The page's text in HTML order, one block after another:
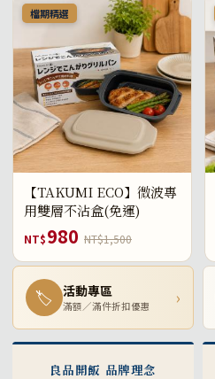
檔期精選
【TAKUMI ECO】微波專
用雙層不沾盒(免運)
NT$980 NT$1,500
🏷 活動專區
滿額／滿件折扣優惠 ›
良品開飯 品牌理念